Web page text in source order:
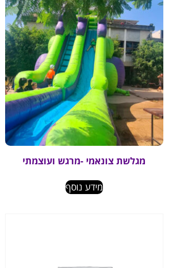
מגלשת צונאמי -מרגש ועוצמתי
מידע נוסף